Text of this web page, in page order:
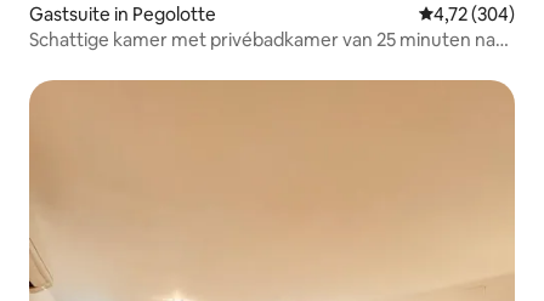
Gastsuite in Pegolotte Gemiddelde
4,72 (304)
Schattige kamer met privébadkamer van 25 minuten naar